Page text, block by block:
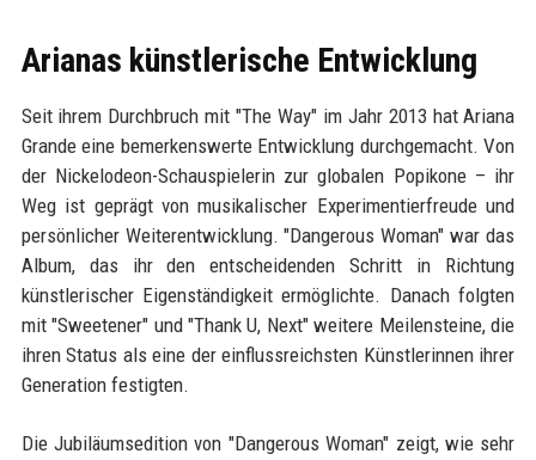
Arianas künstlerische Entwicklung
Seit ihrem Durchbruch mit "The Way" im Jahr 2013 hat Ariana
Grande eine bemerkenswerte Entwicklung durchgemacht. Von
der Nickelodeon-Schauspielerin zur globalen Popikone – ihr
Weg ist geprägt von musikalischer Experimentierfreude und
persönlicher Weiterentwicklung. "Dangerous Woman" war das
Album, das ihr den entscheidenden Schritt in Richtung
künstlerischer Eigenständigkeit ermöglichte. Danach folgten
mit "Sweetener" und "Thank U, Next" weitere Meilensteine, die
ihren Status als eine der einflussreichsten Künstlerinnen ihrer
Generation festigten.
Die Jubiläumsedition von "Dangerous Woman" zeigt, wie sehr